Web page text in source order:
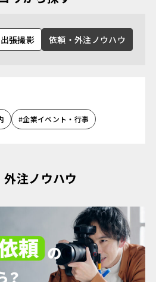
張撮影 依頼・外注ノウハウ
#企業イベント・行事
外注ノウハウ